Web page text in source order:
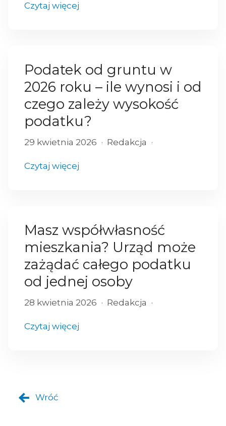
Czytaj więcej
Podatek od gruntu w
2026 roku – ile wynosi i od
czego zależy wysokość
podatku?
29 kwietnia 2026 Redakcja
Czytaj więcej
Masz współwłasność
mieszkania? Urząd może
zażądać całego podatku
od jednej osoby
28 kwietnia 2026 Redakcja
Czytaj więcej
Wróć